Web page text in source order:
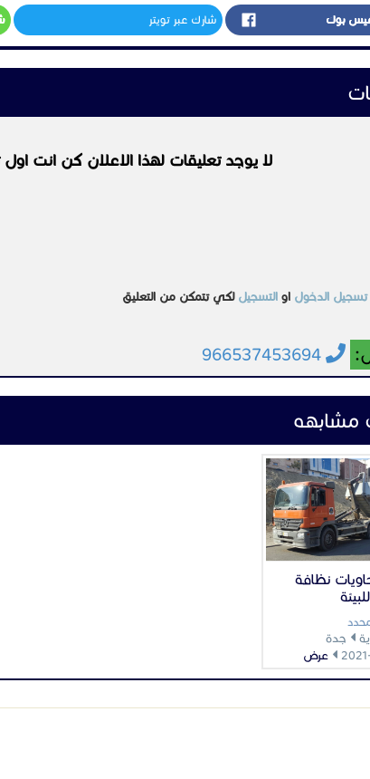
بوك شارك عبر تويتر
لا يوجد تعليقات لهذا الاعلان كن انت اول
تسجيل الدخول او التسجيل لكي تتمكن من التعليق
966537453694
مشابهه
نظافة
جدة
عرض